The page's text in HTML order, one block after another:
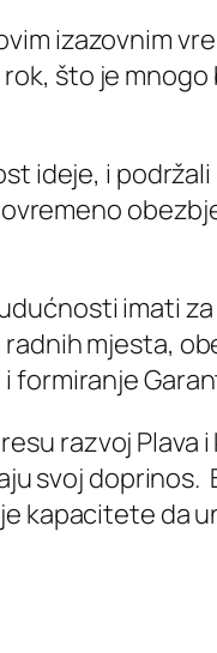
izazovnim
što je
ideje, i
imati
mjesta,
razvoj Plava
svoj doprinos.
kapacitete da